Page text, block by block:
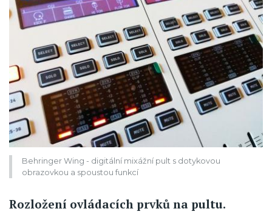
Behringer Wing - digitální mixážní pult s dotykovou
obrazovkou a spoustou funkcí
Rozložení ovládacích prvků na pultu.